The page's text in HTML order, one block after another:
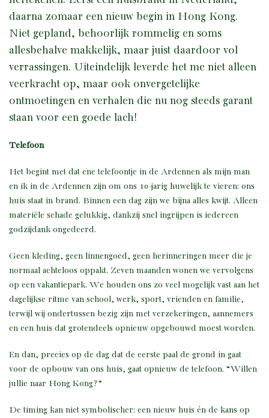
daarna zomaar een nieuw begin in Hong Kong.
Niet gepland, behoorlijk rommelig en soms
allesbehalve makkelijk, maar juist daardoor vol
verrassingen. Uiteindelijk leverde het me niet alleen
veerkracht op, maar ook onvergetelijke
ontmoetingen en verhalen die nu nog steeds garant
staan voor een goede lach!
Telefoon
Het begint met dat ene telefoontje in de Ardennen als mijn man
en ik in de Ardennen zijn om ons 10-jarig huwelijk te vieren: ons
huis staat in brand. Binnen een dag zijn we bijna alles kwijt. Alleen
materiële schade gelukkig, dankzij snel ingrijpen is iedereen
godzijdank ongedeerd.
Geen kleding, geen linnengoed, geen herinneringen meer die je
normaal achteloos oppakt. Zeven maanden wonen we vervolgens
op een vakantiepark. We houden ons zo veel mogelijk vast aan het
dagelijkse ritme van school, werk, sport, vrienden en familie,
terwijl wij ondertussen bezig zijn met verzekeringen, aannemers
en een huis dat grotendeels opnieuw opgebouwd moest worden.
En dan, precies op de dag dat de eerste paal de grond in gaat
voor de opbouw van ons huis, gaat opnieuw de telefoon. “Willen
jullie naar Hong Kong?”
De timing kan niet symbolischer: een nieuw huis én de kans op